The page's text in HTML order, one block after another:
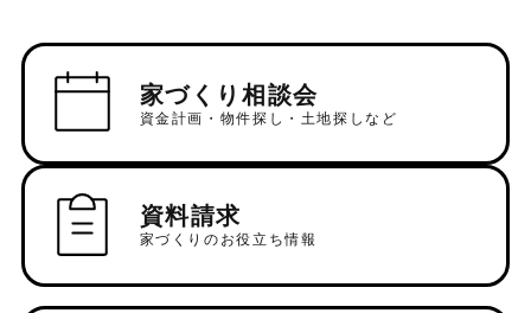
家づくり相談会
資金計画・物件探し・土地探しなど
資料請求
家づくりのお役立ち情報